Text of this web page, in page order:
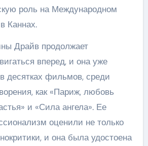
роль на Международном
Каннах.
Драйв продолжает
вперед, и она уже
десятках фильмов, среди
как «Париж, любовь
и «Сила ангела». Ее
оценили не только
и она была удостоена